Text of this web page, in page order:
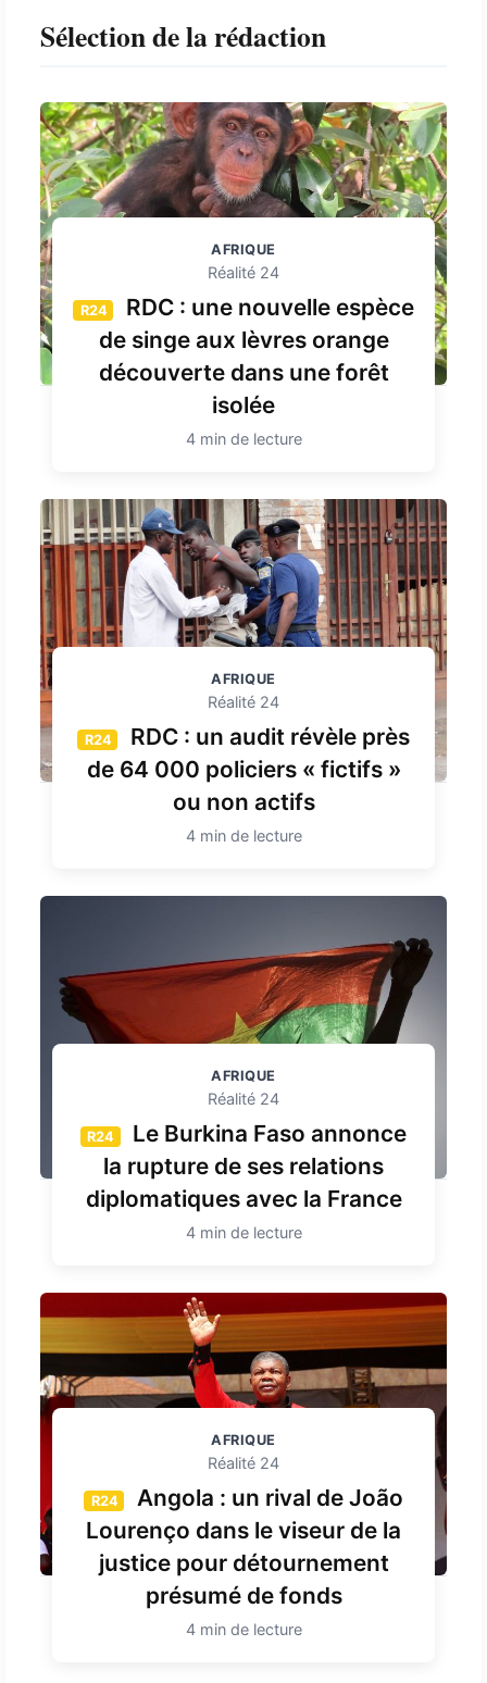
Sélection de la rédaction
AFRIQUE
Réalité 24
R24
RDC : une nouvelle espèce
de singe aux lèvres orange
découverte dans une forêt
isolée
4 min de lecture
AFRIQUE
Réalité 24
R24
RDC : un audit révèle près
de 64 000 policiers « fictifs »
ou non actifs
4 min de lecture
AFRIQUE
Réalité 24
R24
Le Burkina Faso annonce
la rupture de ses relations
diplomatiques avec la France
4 min de lecture
AFRIQUE
Réalité 24
R24
Angola : un rival de João
Lourenço dans le viseur de la
justice pour détournement
présumé de fonds
4 min de lecture